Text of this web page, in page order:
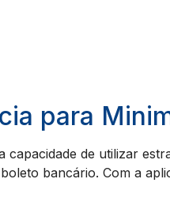
para
capacidade de utilizar
bancário. Com a